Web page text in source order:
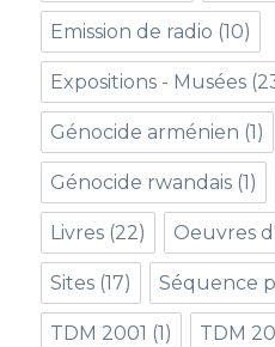
Emission de radio (10)
Expositions - Musées
Génocide arménien (1)
Génocide rwandais (1)
Livres (22) Oeuvres
Sites (17) Séquence
TDM 2001 (1) TDM